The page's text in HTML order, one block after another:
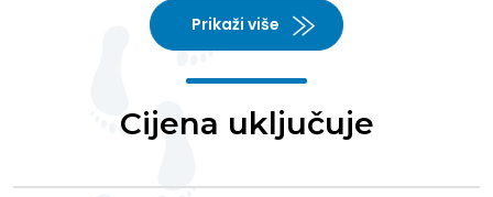
Prikaži više
Cijena uključuje